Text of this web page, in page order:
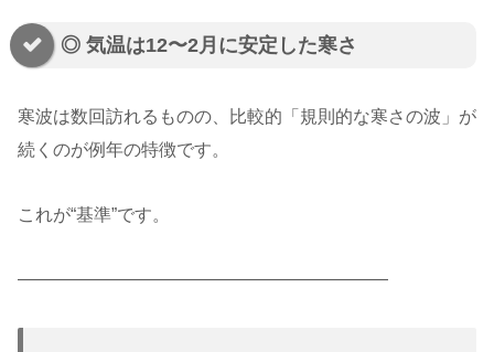
◎ 気温は12〜2月に安定した寒さ
寒波は数回訪れるものの、比較的「規則的な寒さの波」が
続くのが例年の特徴です。
これが“基準”です。
―――――――――――――――――――――